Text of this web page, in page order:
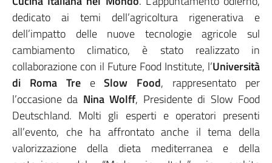
dedicato ai temi dell’agricoltura rigenerativa e
dell’impatto delle nuove tecnologie agricole sul
cambiamento climatico, è stato realizzato in
collaborazione con il Future Food Institute, l’Università
di Roma TreeSlow Food, rappresentato per
l’occasione da Nina Wolff, Presidente di Slow Food
Deutschland. Molti gli esperti e operatori presenti
all’evento, che ha affrontato anche il tema della
valorizzazione della dieta mediterranea e della